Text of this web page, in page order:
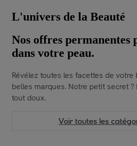
L'univers de la Beauté
Nos offres permanentes
dans votre peau.
Révélez toutes les facettes de
belles marques. Notre petit secret
tout doux.
Voir toutes les